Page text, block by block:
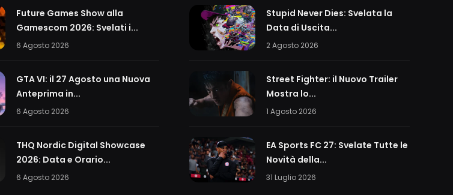
Future Games Show alla
Gamescom 2026: Svelati i...
6 Agosto 2026
GTA VI: il 27 Agosto una Nuova
Anteprima in...
6 Agosto 2026
THQ Nordic Digital Showcase
2026: Data e Orario...
6 Agosto 2026
Stupid Never Dies: Svelata la
Data di Uscita...
2 Agosto 2026
Street Fighter: il Nuovo Trailer
Mostra lo...
1 Agosto 2026
EA Sports FC 27: Svelate Tutte le
Novità della...
31 Luglio 2026